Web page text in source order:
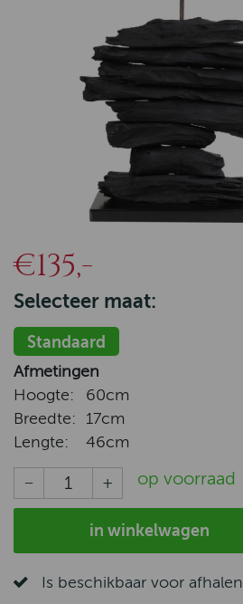
€135,-
Selecteer maat:
Standaard
Afmetingen
Hoogte:
60cm
Breedte:
17cm
Lengte:
46cm
op voorraad
in winkelwagen
Is beschikbaar voor afhalen